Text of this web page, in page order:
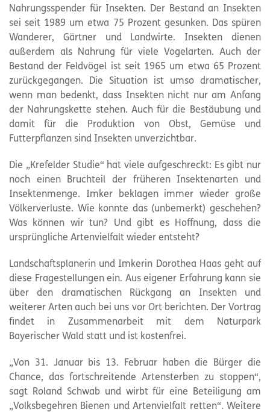
Nahrungsspender für Insekten. Der Bestand an Insekten
sei seit 1989 um etwa 75 Prozent gesunken. Das spüren
Wanderer, Gärtner und Landwirte. Insekten dienen
außerdem als Nahrung für viele Vogelarten. Auch der
Bestand der Feldvögel ist seit 1965 um etwa 65 Prozent
zurückgegangen. Die Situation ist umso dramatischer,
wenn man bedenkt, dass Insekten nicht nur am Anfang
der Nahrungskette stehen. Auch für die Bestäubung und
damit für die Produktion von Obst, Gemüse und
Futterpflanzen sind Insekten unverzichtbar.
Die „Krefelder Studie“ hat viele aufgeschreckt: Es gibt nur
noch einen Bruchteil der früheren Insektenarten und
Insektenmenge. Imker beklagen immer wieder große
Völkerverluste. Wie konnte das (unbemerkt) geschehen?
Was können wir tun? Und gibt es Hoffnung, dass die
ursprüngliche Artenvielfalt wieder entsteht?
Landschaftsplanerin und Imkerin Dorothea Haas geht auf
diese Fragestellungen ein. Aus eigener Erfahrung kann sie
über den dramatischen Rückgang an Insekten und
weiterer Arten auch bei uns vor Ort berichten. Der Vortrag
findet in Zusammenarbeit mit dem Naturpark
Bayerischer Wald statt und ist kostenfrei.
„Von 31. Januar bis 13. Februar haben die Bürger die
Chance, das fortschreitende Artensterben zu stoppen“,
sagt Roland Schwab und wirbt für eine Beteiligung am
„Volksbegehren Bienen und Artenvielfalt retten“. Weitere